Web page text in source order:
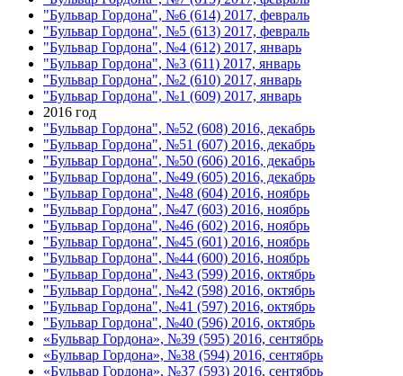
"Бульвар Гордона", №6 (614) 2017, февраль
"Бульвар Гордона", №5 (613) 2017, февраль
"Бульвар Гордона", №4 (612) 2017, январь
"Бульвар Гордона", №3 (611) 2017, январь
"Бульвар Гордона", №2 (610) 2017, январь
"Бульвар Гордона", №1 (609) 2017, январь
2016 год
"Бульвар Гордона", №52 (608) 2016, декабрь
"Бульвар Гордона", №51 (607) 2016, декабрь
"Бульвар Гордона", №50 (606) 2016, декабрь
"Бульвар Гордона", №49 (605) 2016, декабрь
"Бульвар Гордона", №48 (604) 2016, ноябрь
"Бульвар Гордона", №47 (603) 2016, ноябрь
"Бульвар Гордона", №46 (602) 2016, ноябрь
"Бульвар Гордона", №45 (601) 2016, ноябрь
"Бульвар Гордона", №44 (600) 2016, ноябрь
"Бульвар Гордона", №43 (599) 2016, октябрь
"Бульвар Гордона", №42 (598) 2016, октябрь
"Бульвар Гордона", №41 (597) 2016, октябрь
"Бульвар Гордона", №40 (596) 2016, октябрь
«Бульвар Гордона», №39 (595) 2016, сентябрь
«Бульвар Гордона», №38 (594) 2016, сентябрь
«Бульвар Гордона», №37 (593) 2016, сентябрь